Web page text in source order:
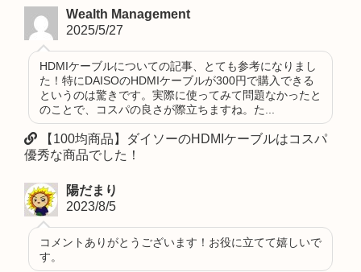
Wealth Management
2025/5/27
HDMIケーブルについての記事、とても参考になりまし
た！特にDAISOのHDMIケーブルが300円で購入できる
というのは驚きです。実際に使ってみて問題なかったと
のことで、コスパの良さが際立ちますね。た...
【100均商品】ダイソーのHDMIケーブルはコスパ
優秀な商品でした！
陽だまり
2023/8/5
コメントありがとうございます！お役に立てて嬉しいで
す。